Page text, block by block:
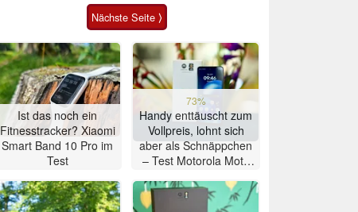
Nächste Seite ⟩
Ist das noch ein
Fitnesstracker? Xiaomi
Smart Band 10 Pro im
Test
73%
Handy enttäuscht zum
Vollpreis, lohnt sich
aber als Schnäppchen
– Test Motorola Moto